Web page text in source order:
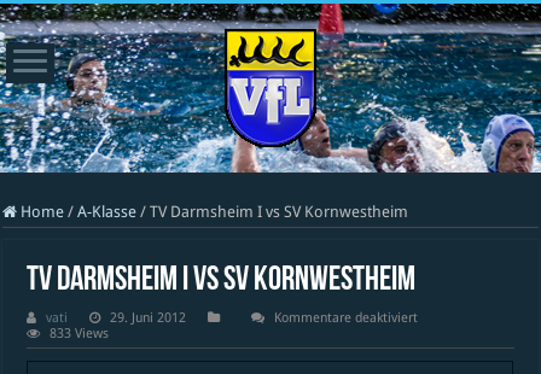
Home / A-Klasse / TV Darmsheim I vs SV Kornwestheim
TV Darmsheim I vs SV Kornwestheim
vati 29. Juni 2012 Kommentare deaktiviertfür
Darmsheim
I
833 Views